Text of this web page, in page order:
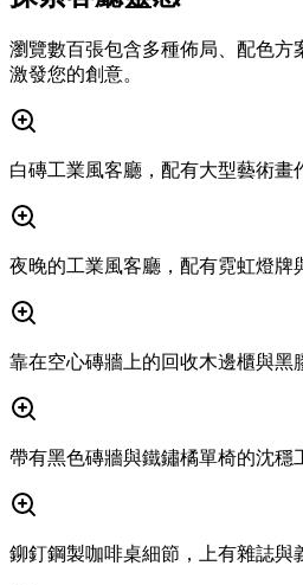
瀏覽數百張包含多種佈局、配色方
激發您的創意。
白磚工業風客廳，配有大型藝術畫
夜晚的工業風客廳，配有霓虹燈牌
靠在空心磚牆上的回收木邊櫃與黑
帶有黑色磚牆與鐵鏽橘單椅的沈穩
鉚釘鋼製咖啡桌細節，上有雜誌與